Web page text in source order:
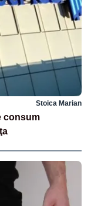
Stoica Marian
consum